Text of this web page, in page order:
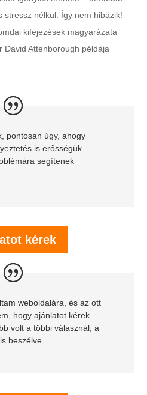
stressz nélkül: Így nem hibázik!
kifejezések magyarázata
David Attenborough példája
pontosan úgy, ahogy
is erősségük.
segítenek
kérek
weboldalára, és az ott
hogy ajánlatot kérek.
volt a többi válasznál, a
beszélve.